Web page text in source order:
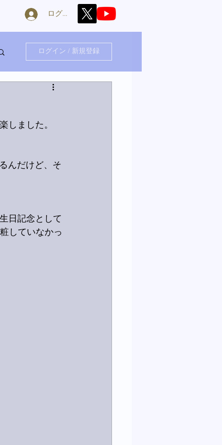
ログイン
ログイン / 新規登録
しました。
んだけど、そ
日記念として
していなかっ